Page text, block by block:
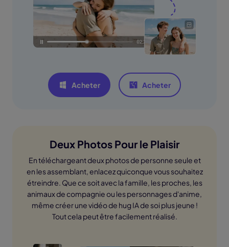
Acheter Acheter
Deux Photos Pour le Plaisir
En téléchargeant deux photos de personne seule et
en les assemblant, enlacez quiconque vous souhaitez
étreindre. Que ce soit avec la famille, les proches, les
animaux de compagnie ou les personnages d'anime,
même créer une vidéo de hug IA de soi plus jeune !
Tout cela peut être facilement réalisé.